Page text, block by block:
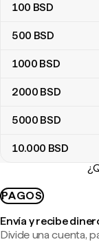
100 BSD
500 BSD
1000 BSD
2000 BSD
5000 BSD
10.000 BSD
PAGOS
Envía y recibe
Divide una cuenta,